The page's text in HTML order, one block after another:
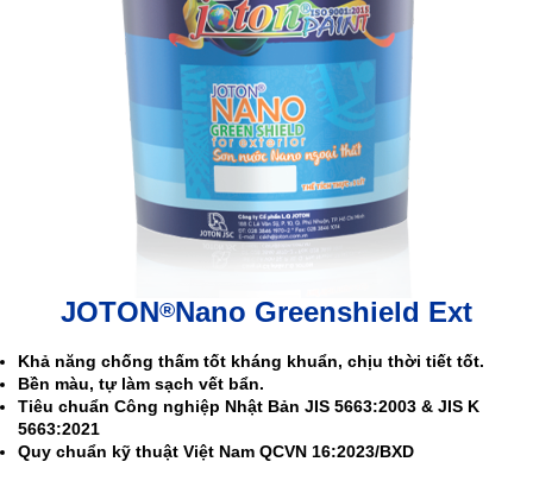
JOTON®Nano Greenshield Ext
Khả năng chống thấm tốt kháng khuẩn, chịu thời tiết tốt.
Bền màu, tự làm sạch vết bẩn.
Tiêu chuẩn Công nghiệp Nhật Bản JIS 5663:2003 & JIS K
5663:2021
Quy chuẩn kỹ thuật Việt Nam QCVN 16:2023/BXD